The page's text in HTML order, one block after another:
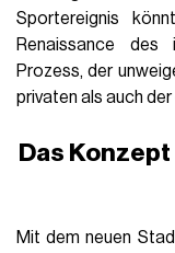
Sportereignis
Renaissance des
Prozess, der
privaten als auch
Das
Mit dem neuen